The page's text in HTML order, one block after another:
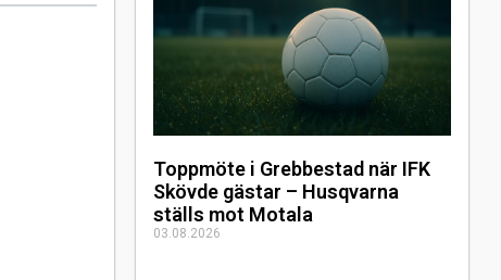
Toppmöte i Grebbestad när IFK
Skövde gästar – Husqvarna
ställs mot Motala
03.08.2026